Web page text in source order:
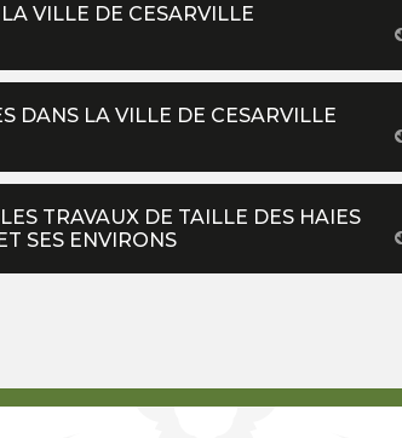
VILLE DE CESARVILLE
DANS LA VILLE DE CESARVILLE
TRAVAUX DE TAILLE DES HAIES
SES ENVIRONS